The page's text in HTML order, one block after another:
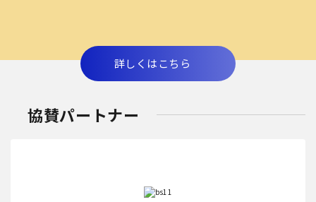
詳しくはこちら
協賛パートナー